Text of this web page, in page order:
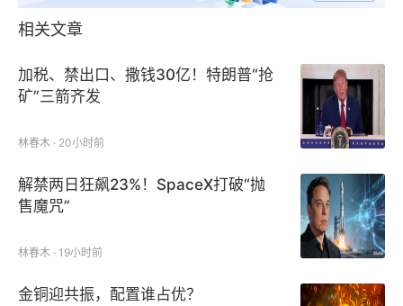
相关文章
加税、禁出口、撒钱30亿！特朗普“抢
矿”三箭齐发
林春木 · 20小时前
解禁两日狂飙23%！SpaceX打破“抛
售魔咒”
林春木 · 19小时前
金铜迎共振，配置谁占优？